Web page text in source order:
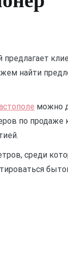
найти
можно
по
среди